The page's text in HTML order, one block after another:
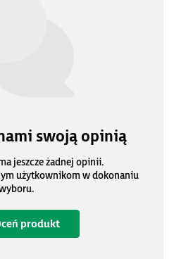
swoją opinią
jeszcze żadnej opinii.
użytkownikom w dokonaniu
produkt